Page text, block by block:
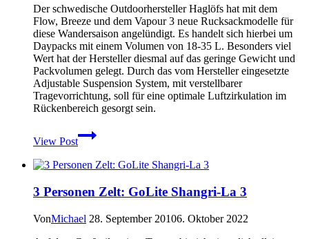
Der schwedische Outdoorhersteller Haglöfs hat mit dem
Flow, Breeze und dem Vapour 3 neue Rucksackmodelle für
diese Wandersaison angelündigt. Es handelt sich hierbei um
Daypacks mit einem Volumen von 18-35 L. Besonders viel
Wert hat der Hersteller diesmal auf das geringe Gewicht und
Packvolumen gelegt. Durch das vom Hersteller eingesetzte
Adjustable Suspension System, mit verstellbarer
Tragevorrichtung, soll für eine optimale Luftzirkulation im
Rückenbereich gesorgt sein.
View Post
Neue
Daypacks
Breeze
Vapour)
Haglöfs
3 Personen Zelt: GoLite Shangri-La 3
VonMichael 28. September 20106. Oktober 2022